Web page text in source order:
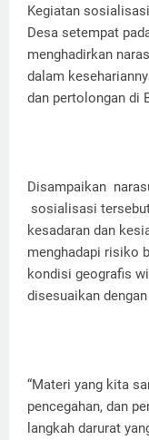
Kegiatan
Desa setempat
menghadirkan
dalam
dan pertolongan di
Disampaikan
sosialisasi
kesadaran dan
menghadapi risiko
kondisi geografis
disesuaikan
“Materi yang kita
pencegahan, dan
langkah darurat